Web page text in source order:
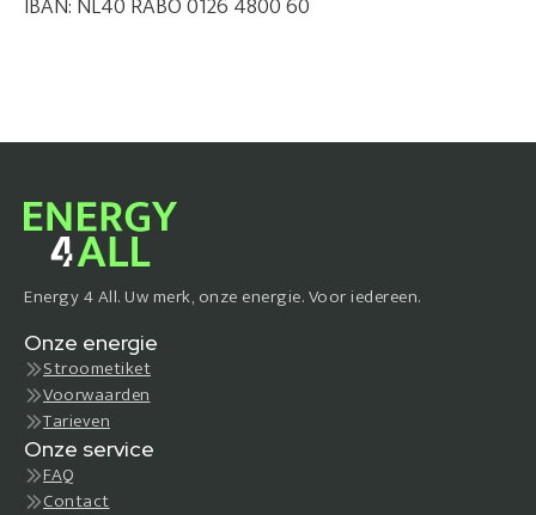
Energy 4 All. Uw merk, onze energie. Voor iedereen.
Onze energie
Stroometiket
Voorwaarden
Tarieven
Onze service
FAQ
Contact